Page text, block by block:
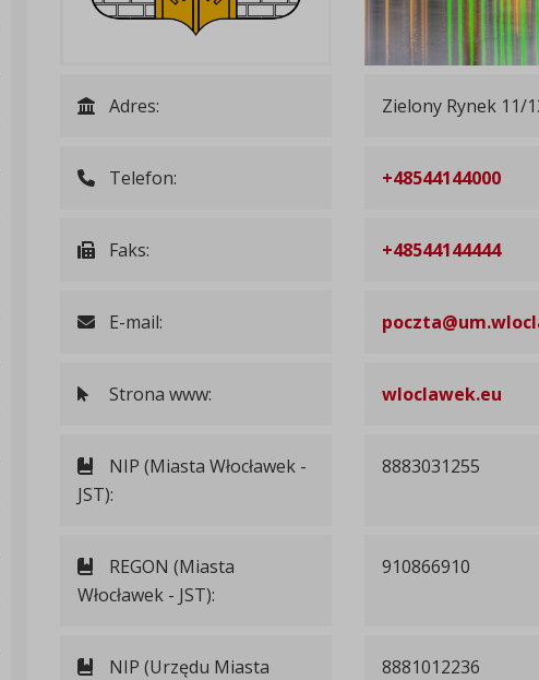
Adres: Zielony Rynek 11/
Telefon: +48544144000
Faks: +48544144444
E-mail:
Strona www: wloclawek.eu
NIP (Miasta Włocławek -
JST):
8883031255
REGON (Miasta
Włocławek - JST):
910866910
NIP (Urzędu Miasta
8881012236